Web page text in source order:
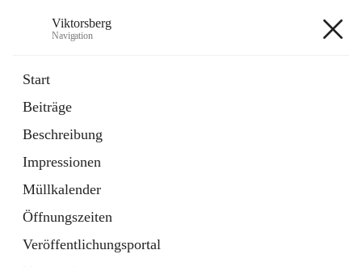
Viktorsberg
Navigation
Start
Beiträge
Beschreibung
Impressionen
Müllkalender
Öffnungszeiten
Veröffentlichungsportal
1 Schnellzugriff
Bürgerservice
10 Schnellzugriffe